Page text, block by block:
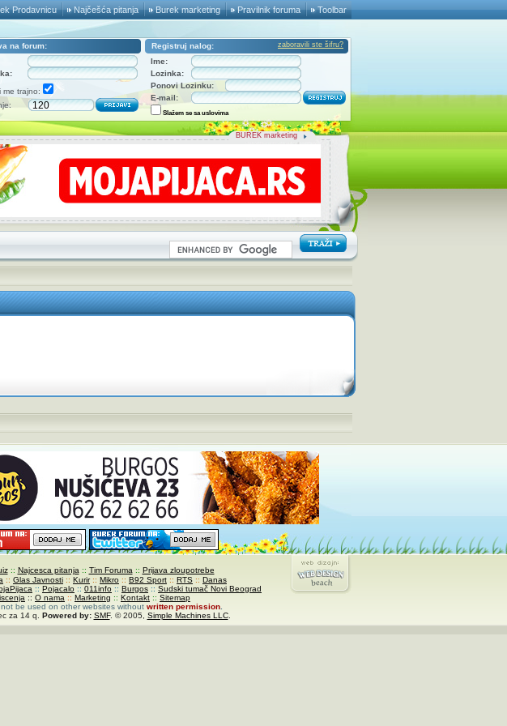
Toolbar
Pravilnik foruma
Burek marketing
Najčešća pitanja
Prodavnicu
na forum:
me trajno:
Registruj nalog: zaboravili ste šifru?
Ime:
Lozinka:
Ponovi Lozinku:
E-mail:
Slažem se sa uslovima
BUREK marketing
:: Najcesca pitanja :: Tim Foruma :: Prijava zloupotrebe
:: Glas Javnosti :: Kurir:: Mikro :: B92 Sport :: RTS :: Danas
:: Pojacalo :: 011info :: Burgos :: Sudski tumač Novi Beograd
:: O nama :: Marketing :: Kontakt :: Sitemap
be used on other websites withoutwritten permission.
za 14 q. Powered by: SMF. © 2005, Simple Machines LLC.